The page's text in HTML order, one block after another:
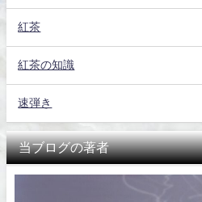
紅茶
紅茶の知識
速弾き
当ブログの著者